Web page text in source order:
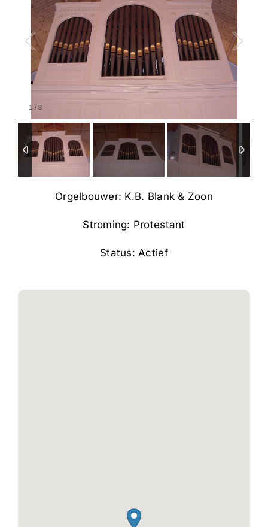
1 /8
Orgelbouwer: K.B. Blank & Zoon
Stroming: Protestant
Status: Actief